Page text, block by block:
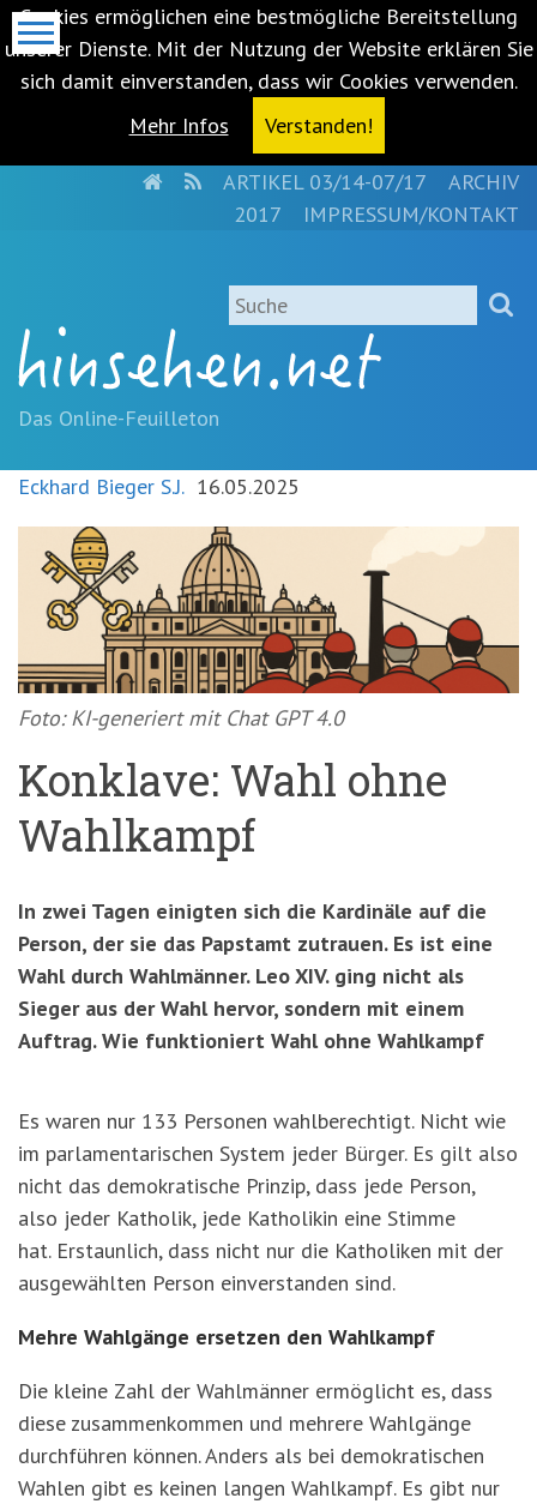
Cookies ermöglichen eine bestmögliche Bereitstellung
unserer Dienste. Mit der Nutzung der Website erklären Sie
sich damit einverstanden, dass wir Cookies verwenden.
Mehr Infos
Verstanden!
springen
(Accesskey
'1')Zur
springen
Suche
springen
(Accesskey
'2')
HOMERSSARTIKEL 03/14-07/17
ARCHIV
2017
IMPRESSUM/KONTAKT
Suche
Das Online-Feuilleton
Eckhard Bieger S.J. 16.05.2025
Foto: KI-generiert mit Chat GPT 4.0
Konklave: Wahl ohne
Wahlkampf
In zwei Tagen einigten sich die Kardinäle auf die
Person, der sie das Papstamt zutrauen. Es ist eine
Wahl durch Wahlmänner. Leo XIV. ging nicht als
Sieger aus der Wahl hervor, sondern mit einem
Auftrag. Wie funktioniert Wahl ohne Wahlkampf
Es waren nur 133 Personen wahlberechtigt. Nicht wie
im parlamentarischen System jeder Bürger. Es gilt also
nicht das demokratische Prinzip, dass jede Person,
also jeder Katholik, jede Katholikin eine Stimme
hat. Erstaunlich, dass nicht nur die Katholiken mit der
ausgewählten Person einverstanden sind.
Mehre Wahlgänge ersetzen den Wahlkampf
Die kleine Zahl der Wahlmänner ermöglicht es, dass
diese zusammenkommen und mehrere Wahlgänge
durchführen können. Anders als bei demokratischen
Wahlen gibt es keinen langen Wahlkampf. Es gibt nur